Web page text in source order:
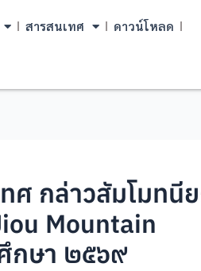
สารสนเทศ ดาวน์โหลด
ศ กล่าวสัมโมทนี
Mountain
กษา ๒๕๖๙